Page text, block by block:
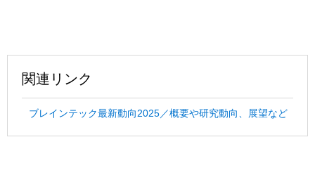
関連リンク
ブレインテック最新動向2025／概要や研究動向、展望など